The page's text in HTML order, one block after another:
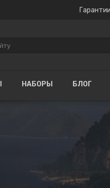
Гарантии
НАБОРЫ БЛОГ